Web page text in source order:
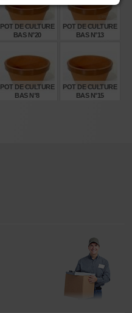
POT DE CULTURE
BAS N°20
124,00
POT DE CULTURE
BAS N°13
39,40
POT DE CULTURE
BAS N°8
POT DE CULTURE
BAS N°15